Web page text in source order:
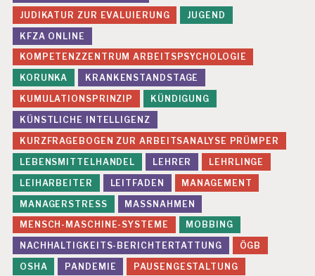
JUDIKATUR ZUR EVALUIERUNG
JUGEND
KFZA ONLINE
KOMPETENZZENTRUM ARBEITSPSYCHOLOGIE
KORUNKA
KRANKENSTANDSTAGE
KUMULATIONSPRINZIP
KÜNDIGUNG
KÜNSTLICHE INTELLIGENZ
KURZFRAGEBOGEN ZUR ARBEITSANALYSE PRÜMPER
LEBENSMITTELHANDEL
LEHRER
LEHRLINGE
LEIHARBEITER
LEITFADEN
MANAGEMENT
MANAGERSTRESS
MASSNAHMEN
MENSCH-MASCHINE-SYSTEME
MOBBING
NACHHALTIGKEITS-BERICHTERTATTUNG
ÖGB
OSHA
PANDEMIE
PAUSENGESTALTUNG